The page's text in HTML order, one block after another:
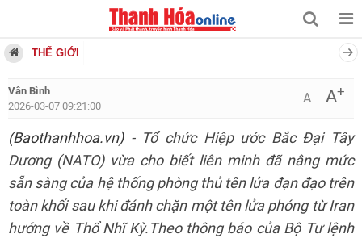
THẾ GIỚI
Vân Bình
2026-03-07 09:21:00
A A+
(Baothanhhoa.vn)- Tổ chức Hiệp ước Bắc Đại Tây
Dương (NATO) vừa cho biết liên minh đã nâng mức
sẵn sàng của hệ thống phòng thủ tên lửa đạn đạo trên
toàn khối sau khi đánh chặn một tên lửa phóng từ Iran
hướng về Thổ Nhĩ Kỳ.Theo thông báo của Bộ Tư lệnh